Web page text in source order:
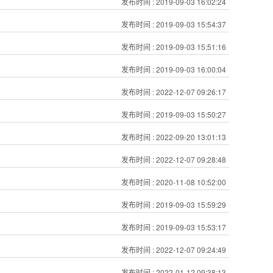
发布时间 : 2019-09-03 15:54:37
发布时间 : 2019-09-03 15:51:16
发布时间 : 2019-09-03 16:00:04
发布时间 : 2022-12-07 09:26:17
发布时间 : 2019-09-03 15:50:27
发布时间 : 2022-09-20 13:01:13
发布时间 : 2022-12-07 09:28:48
发布时间 : 2020-11-08 10:52:00
发布时间 : 2019-09-03 15:59:29
发布时间 : 2019-09-03 15:53:17
发布时间 : 2022-12-07 09:24:49